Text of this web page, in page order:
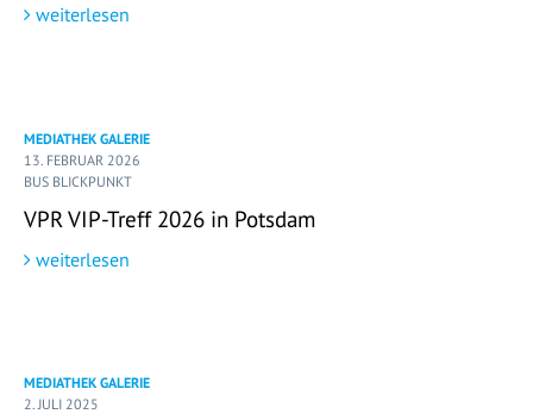
weiterlesen
MEDIATHEK GALERIE
13. FEBRUAR 2026
BUS BLICKPUNKT
VPR VIP-Treff 2026 in Potsdam
weiterlesen
MEDIATHEK GALERIE
2. JULI 2025